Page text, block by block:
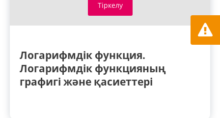
Тіркелу
Логарифмдік функция.
Логарифмдік функцияның
графигі және қасиеттері